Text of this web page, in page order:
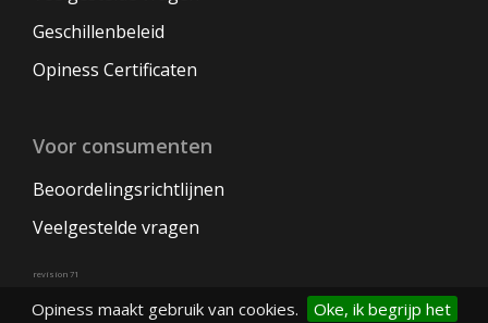
Opiness maakt gebruik van cookies. Oke, ik begrijp het
Geschillenbeleid
Opiness Certificaten
Voor consumenten
Beoordelingsrichtlijnen
Veelgestelde vragen
revision 71